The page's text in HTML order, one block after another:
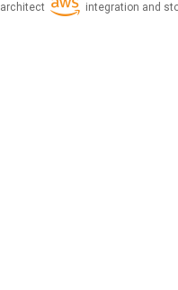
architect integration and